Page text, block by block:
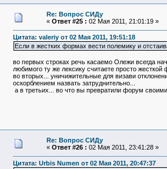
Re: Вопрос СИДу
« Ответ #25 : 02 Мая 2011, 21:01:19 »
Цитата: valeriy от 02 Мая 2011, 19:51:18
Если в жестких формах вести полемику и
во первых строках речь касаемо Олежи всегда
любимого ту же лексику считаете просто
во вторых... уничижительные для визави
оскорблением назвать затруднительно...
а в третьих... во что вы превратили форум
Re: Вопрос СИДу
« Ответ #26 : 02 Мая 2011, 23:41:28 »
Цитата: Urbis Numen от 02 Мая 2011, 20:47:37